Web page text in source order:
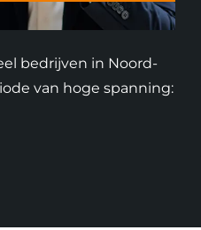
bedrijven in Noord-
van hoge spanning: